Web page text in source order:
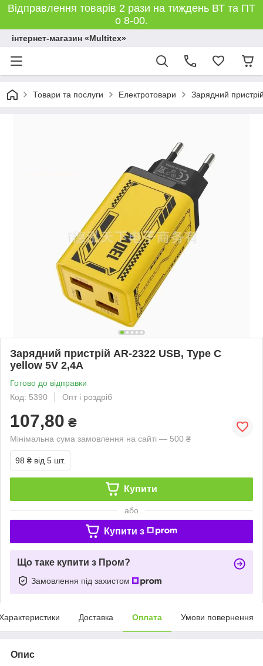
Відправлення товарів 2 рази на тиждень ВТ та ПТ
о 8-00.
інтернет-магазин «Multitex»
Товари та послуги Електротовари Зарядний
Зарядний пристрій AR-2322 USB, Type C
yellow 5V 2,4A
Готово до відправки
Код: 5390
Опт і роздріб
107,80 ₴
Мінімальна сума замовлення на сайті — 500 ₴
98 ₴ від 5 шт.
Купити
або
Купити з
Що таке купити з Пром?
Замовлення під захистом
Доставка Оплата Умови повернення
Опис